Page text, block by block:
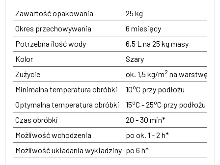
Zawartość opakowania
25 kg
Okres przechowywania
6 miesięcy
Potrzebna ilość wody
6,5 L na 25 kg masy
Kolor
Szary
Zużycie
ok. 1,5 kg/m2 na warstwę
Minimalna temperatura obróbki
10oC przy podłożu
Optymalna temperatura obróbki
15oC - 25oC przy podłożu
Czas obróbki
20 - 30 min*
Możliwość wchodzenia
po ok. 1 - 2 h*
Możliwość układania wykładziny po 6 h*